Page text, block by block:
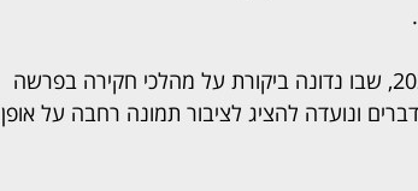
בראשי טענה כי הדברים נשענים על פסק דין משנת 2020, שבו נדונה ביקורת על מהלכי חקירה בפרשה
ונועדה להציג לציבור תמונה רחבה על אופן